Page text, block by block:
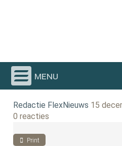
menu
Redactie FlexNieuws 15
0 reacties
Print